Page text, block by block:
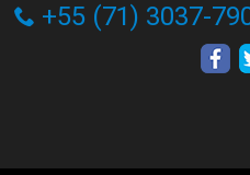
+55 (71) 3037-